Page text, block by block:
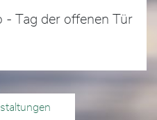
- Tag der offenen Tür